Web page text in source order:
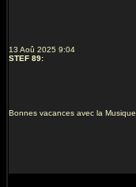
13 Aoû 2025 9:04
STEF 89:
Bonnes vacances avec la